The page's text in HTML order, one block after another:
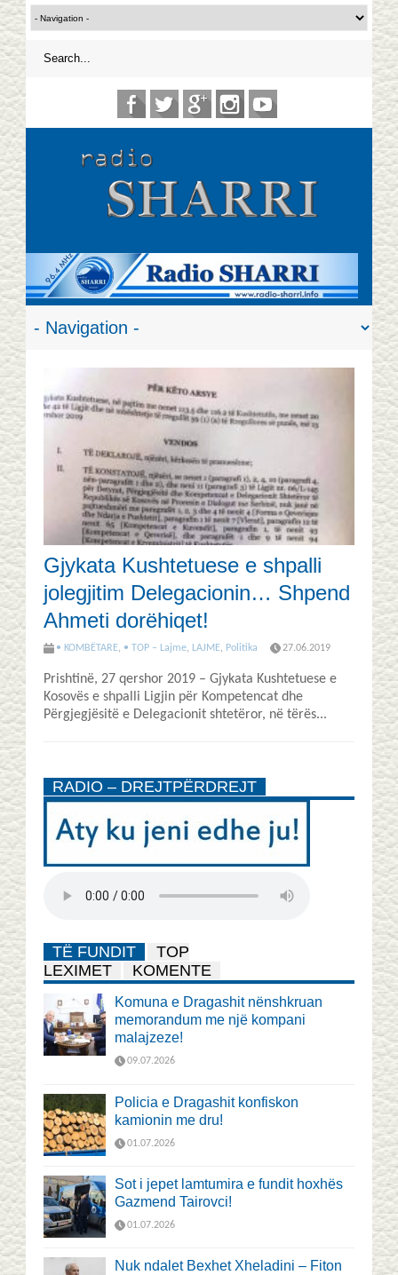
Gjykata Kushtetuese e shpalli
jolegjitim Delegacionin… Shpend
Ahmeti dorëhiqet!
• KOMBËTARE, • TOP – Lajme, LAJME, Politika 27.06.2019
Prishtinë, 27 qershor 2019 – Gjykata Kushtetuese e
Kosovës e shpalli Ligjin për Kompetencat dhe
Përgjegjësitë e Delegacionit shtetëror, në tërës...
RADIO – DREJTPËRDREJT
TË FUNDIT
TOP
LEXIMET
KOMENTE
Komuna e Dragashit nënshkruan
memorandum me një kompani
malajzeze!
09.07.2026
Policia e Dragashit konfiskon
kamionin me dru!
01.07.2026
Sot i jepet lamtumira e fundit hoxhës
Gazmend Tairovci!
01.07.2026
Nuk ndalet Bexhet Xheladini – Fiton